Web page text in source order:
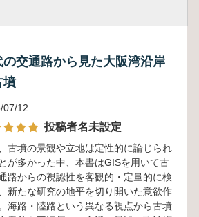
の交通路から見た大阪湾沿岸
墳
07/12
投稿者名未設定
古墳の景観や立地は定性的に論じられ
が多かった中、本書はGISを用いて古
路からの視認性を客観的・定量的に検
新たな研究の地平を切り開いた意欲作
海路・陸路という異なる視点から古墳